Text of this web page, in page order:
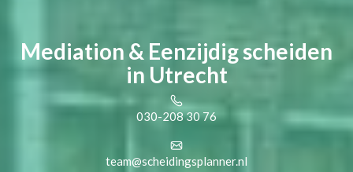
Mediation & Eenzijdig scheiden
in Utrecht
030-208 30 76
team@scheidingsplanner.nl